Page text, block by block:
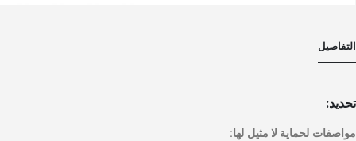
بداية
التفاصيل
تحديد:
مواصفات لحماية لا مثيل لها: